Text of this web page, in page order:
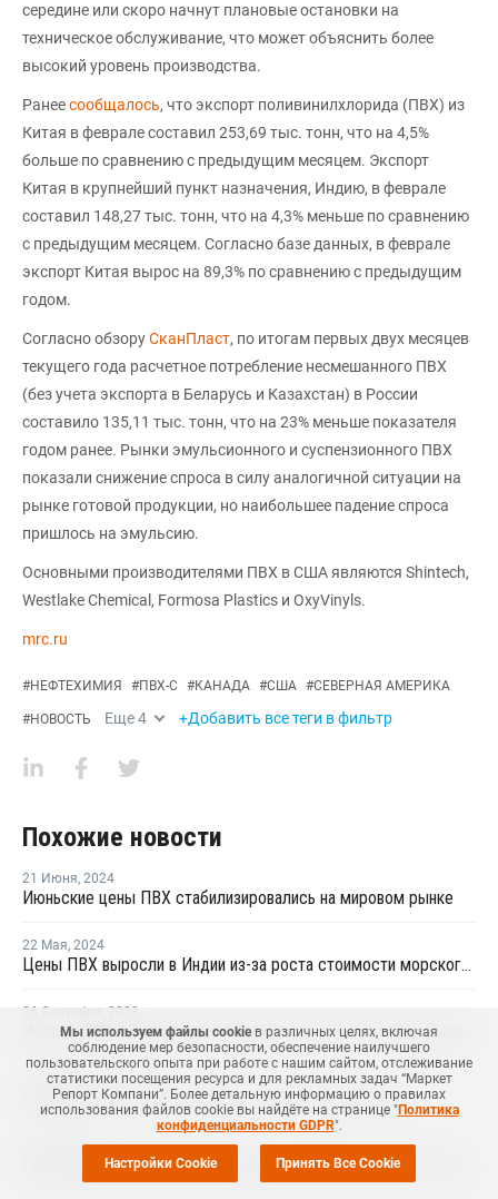
середине или скоро начнут плановые остановки на
техническое обслуживание, что может объяснить более
высокий уровень производства.
Ранеесообщалось, что экспорт поливинилхлорида (ПВХ) из
Китая в феврале составил 253,69 тыс. тонн, что на 4,5%
больше по сравнению с предыдущим месяцем. Экспорт
Китая в крупнейший пункт назначения, Индию, в феврале
составил 148,27 тыс. тонн, что на 4,3% меньше по сравнению
с предыдущим месяцем. Согласно базе данных, в феврале
экспорт Китая вырос на 89,3% по сравнению с предыдущим
годом.
Согласно обзоруСканПласт, по итогам первых двух месяцев
текущего года расчетное потребление несмешанного ПВХ
(без учета экспорта в Беларусь и Казахстан) в России
составило 135,11 тыс. тонн, что на 23% меньше показателя
годом ранее. Рынки эмульсионного и суспензионного ПВХ
показали снижение спроса в силу аналогичной ситуации на
рынке готовой продукции, но наибольшее падение спроса
пришлось на эмульсию.
Основными производителями ПВХ в США являются Shintech,
Westlake Chemical, Formosa Plastics и OxyVinyls.
mrc.ru
#НЕФТЕХИМИЯ #ПВХ-С #КАНАДА #США #СЕВЕРНАЯ АМЕРИКА
#НОВОСТЬ Еще4 +Добавить все теги в фильтр
Похожие новости
21 Июня, 2024
Июньские цены ПВХ стабилизировались на мировом рынке
22 Мая, 2024
Цены ПВХ выросли в Индии из-за роста стоимости морского фрахта на фоне торговой войны между США и Китаем
26 Сентября 2023
13 Января,2023
Продажи ПВХ в США и Канаде снизились в декабре
15 Октября,2021
Мы используем файлы cookieв различных целях, включая
соблюдение мер безопасности, обеспечение наилучшего
пользовательского опыта при работе с нашим сайтом, отслеживание
статистики посещения ресурса и для рекламных задач “Маркет
Репорт Компани”. Более детальную информацию о правилах
использования файлов cookie вы найдёте на странице "Политика
конфиденциальности GDPR".
Настройки Cookie Принять Все Cookie